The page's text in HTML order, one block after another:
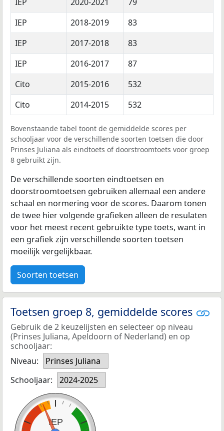
IEP
2018-2019
83
IEP
2017-2018
83
IEP
2016-2017
87
Cito
2015-2016
532
Cito
2014-2015 532
Bovenstaande tabel toont de gemiddelde scores per
schooljaar voor de verschillende soorten toetsen die door
Prinses Juliana als eindtoets of doorstroomtoets voor groep
8 gebruikt zijn.
De verschillende soorten eindtoetsen en
doorstroomtoetsen gebruiken allemaal een andere
schaal en normering voor de scores. Daarom tonen
de twee hier volgende grafieken alleen de resulaten
voor het meest recent gebruikte type toets, want in
een grafiek zijn verschillende soorten toetsen
moeilijk vergelijkbaar.
Soorten toetsen
Toetsen groep 8, gemiddelde scores
Gebruik de 2 keuzelijsten en selecteer op niveau
(Prinses Juliana, Apeldoorn of Nederland) en op
schooljaar:
Niveau:
Prinses Juliana
Schooljaar:
2024-2025
IEP